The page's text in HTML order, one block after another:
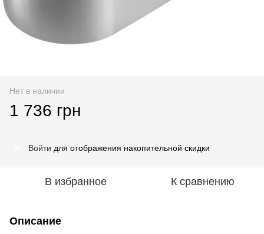
Нет в наличии
1 736 грн
Войти для отображения накопительной скидки
В избранное К сравнению
Описание